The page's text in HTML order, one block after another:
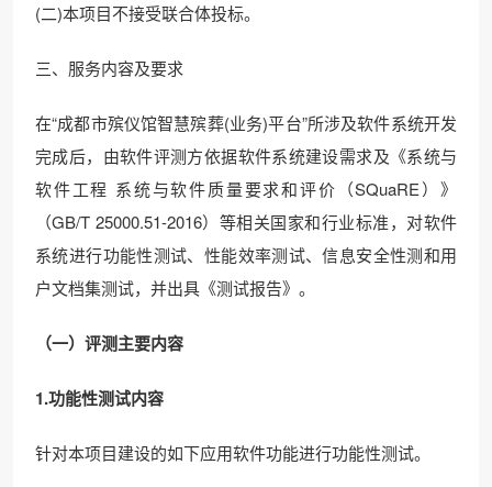
(二)本项目不接受联合体投标。
三、服务内容及要求
在“成都市殡仪馆智慧殡葬(业务)平台”所涉及软件系统开发
完成后，由软件评测方依据软件系统建设需求及《系统与
软件工程 系统与软件质量要求和评价（SQuaRE）》
（GB/T 25000.51-2016）等相关国家和行业标准，对软件
系统进行功能性测试、性能效率测试、信息安全性测和用
户文档集测试，并出具《测试报告》。
（一）评测主要内容
1.功能性测试内容
针对本项目建设的如下应用软件功能进行功能性测试。